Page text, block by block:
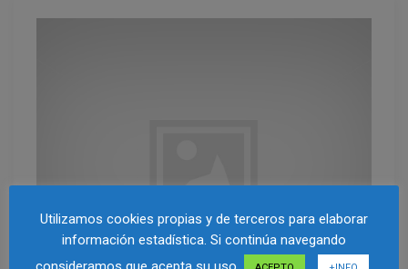
Utilizamos cookies propias y de terceros para elaborar
información estadística. Si continúa navegando